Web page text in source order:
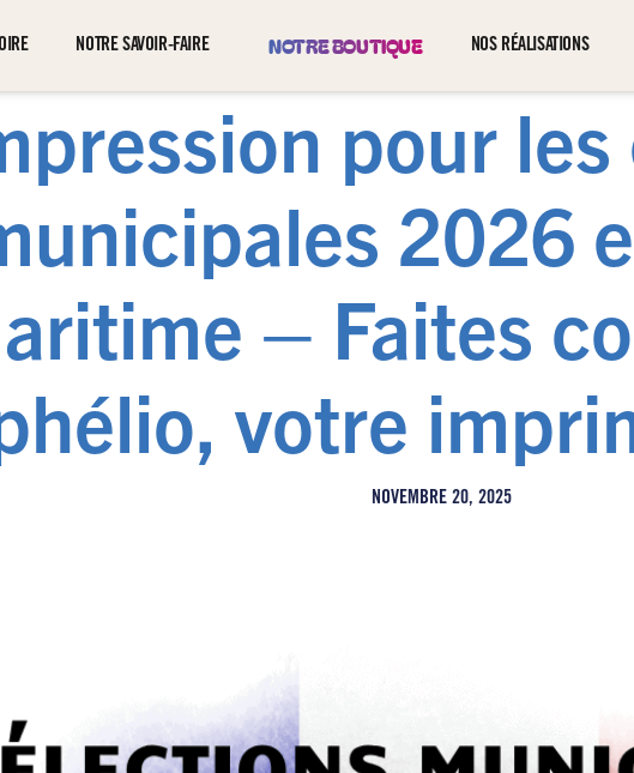
NOTRE SAVOIR-FAIRE NOTRE BOUTIQUE NOS RÉALISATIONS
pour
2026
– Faites
votre
NOVEMBRE 20, 2025